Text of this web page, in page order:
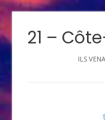
21 –
ILS